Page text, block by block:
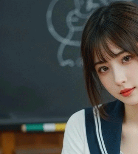
短剧
最热 添加 评分
都市 甜宠
2025 2024
全部 大陆 香港 台湾